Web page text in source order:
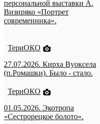
персональной выставки А.
Визиряко «Портрет
современника».
ТериОКО
27.07.2026. Кирха Вуоксела
(п.Ромашки). Было - стало.
ТериОКО
01.05.2026. Экотропа
«Сестрорецкое болото».